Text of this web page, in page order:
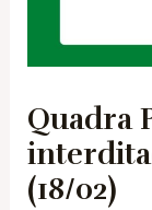
Quadra
(18/02)